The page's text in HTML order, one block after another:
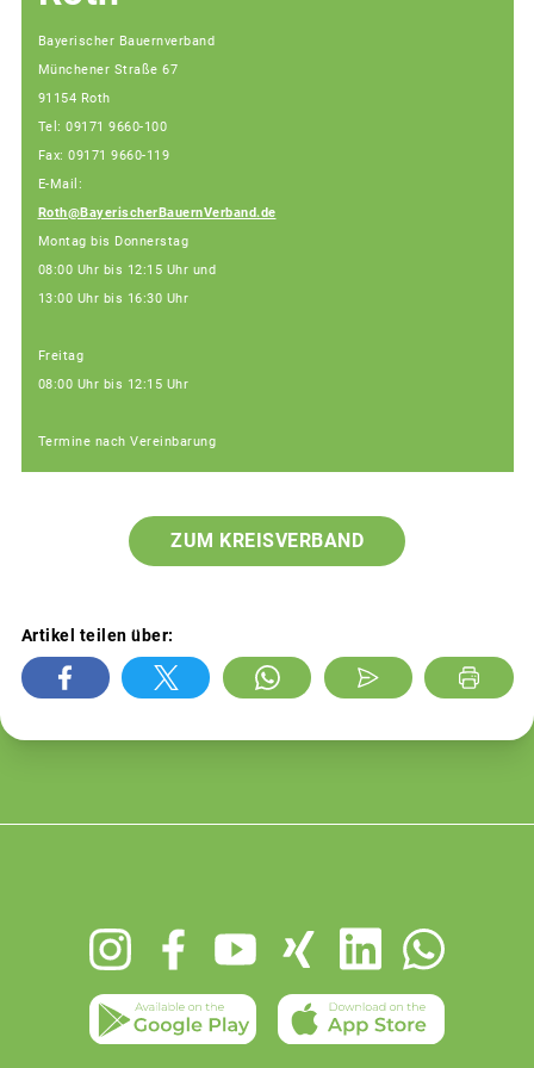
Bayerischer Bauernverband
Münchener Straße 67
91154 Roth
Tel: 09171 9660-100
Fax: 09171 9660-119
E-Mail:
Roth@BayerischerBauernVerband.de
Montag bis Donnerstag
08:00 Uhr bis 12:15 Uhr und
13:00 Uhr bis 16:30 Uhr
Freitag
08:00 Uhr bis 12:15 Uhr
Termine nach Vereinbarung
ZUM KREISVERBAND
Artikel teilen über: